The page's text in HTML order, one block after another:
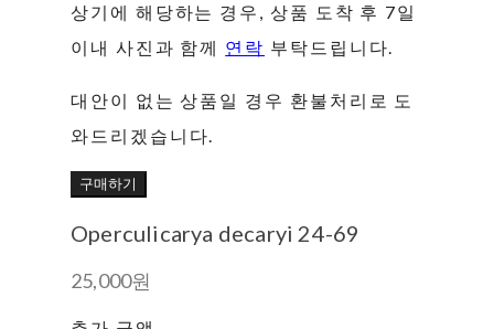
상기에 해당하는 경우, 상품 도착 후 7일
이내 사진과 함께 연락 부탁드립니다.
대안이 없는 상품일 경우 환불처리로 도
와드리겠습니다.
구매하기
Operculicarya decaryi 24-69
25,000원